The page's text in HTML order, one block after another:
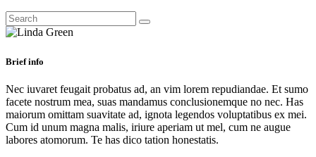
Brief info
Nec iuvaret feugait probatus ad, an vim lorem repudiandae. Et sumo
facete nostrum mea, suas mandamus conclusionemque no nec. Has
maiorum omittam suavitate ad, ignota legendos voluptatibus ex mei.
Cum id unum magna malis, iriure aperiam ut mel, cum ne augue
labores atomorum. Te has dico tation honestatis.